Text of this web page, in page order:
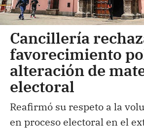
Cancillería
favorecimiento
alteración de
electoral
Reafirmó su respeto a la
en proceso electoral en el